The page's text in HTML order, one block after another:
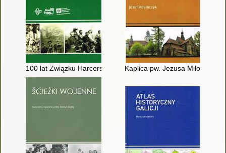
100 lat Związku Harcerstwa Polskiego w Chrzanowie :
Kaplica pw. Jezusa